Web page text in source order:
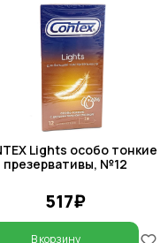
Lights особо тонкие
презервативы, №12
517₽
В корзину